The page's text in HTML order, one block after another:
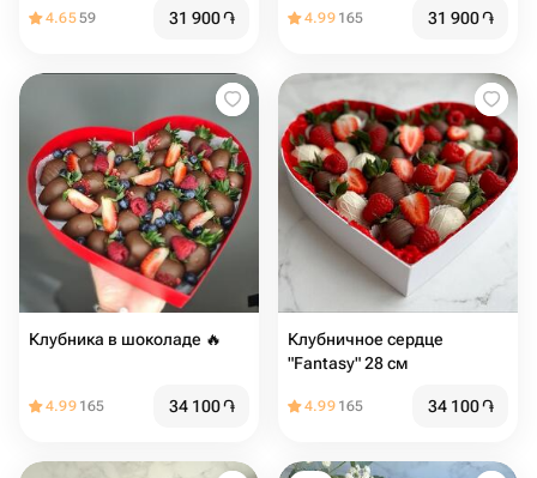
4.6559 31 900֏ 4.99 165 31 900֏
Клубника в шоколаде 🔥
4.99 165 34 100֏
Клубничное сердце
"Fantasy" 28 см
4.99 165 34 100֏